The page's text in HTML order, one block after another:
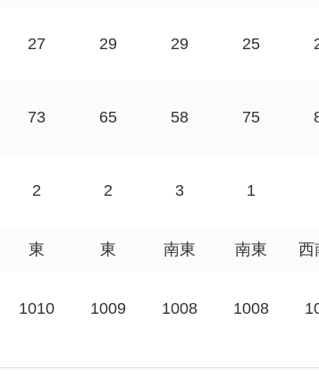
27 29 29 25
73 65 58 75
2 2 3 1
東 東 南東 南東 西
1010 1009 1008 1008